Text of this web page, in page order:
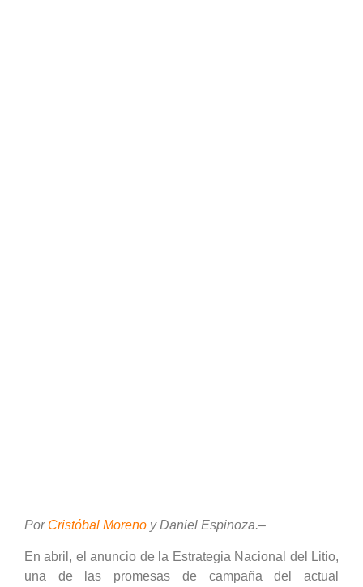
Por Cristóbal Moreno y Daniel Espinoza.–
En abril, el anuncio de la Estrategia Nacional del Litio,
una de las promesas de campaña del actual